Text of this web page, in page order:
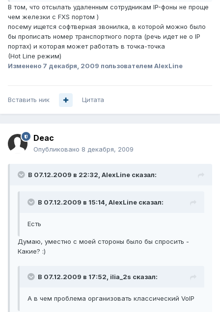
В том, что отсылать удаленным сотрудникам IP-фоны не проще
чем железки с FXS портом )
посему ищется софтверная звонилка, в которой можно было
бы прописать номер транспортного порта (речь идет не о IP
портах) и которая может работать в точка-точка
(Hot Line режим)
Изменено 7 декабря, 2009 пользователем AlexLine
Вставить ник Цитата
Deac
Опубликовано 8 декабря, 2009
В 07.12.2009 в 22:32, AlexLine сказал:
В 07.12.2009 в 15:14, AlexLine сказал:
Есть
Думаю, уместно с моей стороны было бы спросить -
Какие? :)
В 07.12.2009 в 17:52, ilia_2s сказал:
А в чем проблема организовать классический VoIP